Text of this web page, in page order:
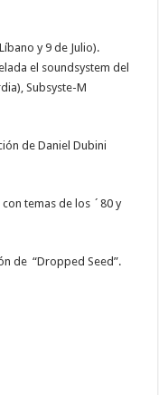
y 9 de Julio).
el soundsystem del
Subsyste-M
de Daniel Dubini
temas de los ´80 y
de “Dropped Seed”.